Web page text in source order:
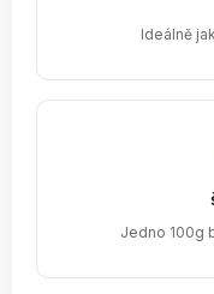
Ideálně
Jedno 100g